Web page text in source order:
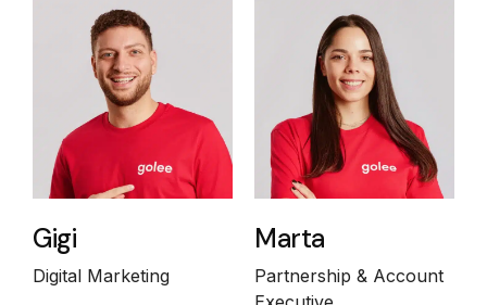
Gigi
Digital Marketing
Marta
Partnership & Account